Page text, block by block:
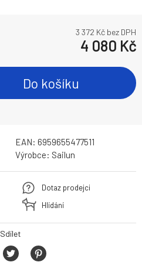
3 372 Kč bez DPH
4 080 Kč
Do košíku
EAN: 6959655477511
Výrobce: Sailun
Dotaz prodejci
Hlídání
Sdílet